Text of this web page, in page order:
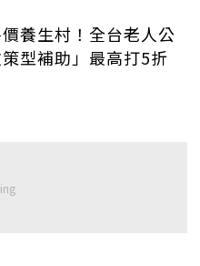
養生村！全台老人公
型補助」最高打5折